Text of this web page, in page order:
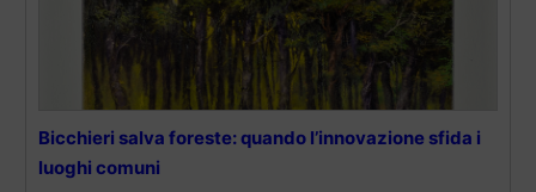
Bicchieri salva foreste: quando l’innovazione sfida i
luoghi comuni